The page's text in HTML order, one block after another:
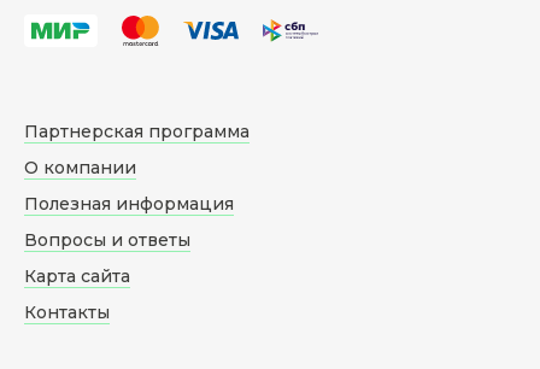
Партнерская программа
О компании
Полезная информация
Вопросы и ответы
Карта сайта
Контакты